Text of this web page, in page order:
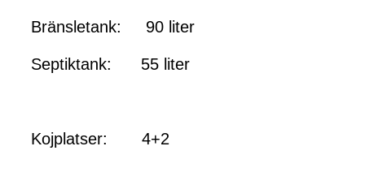
Bränsletank: 90 liter
Septiktank: 55 liter
Kojplatser: 4+2